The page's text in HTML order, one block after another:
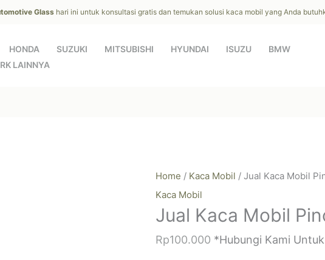
Glass hari ini untuk konsultasi gratis dan temukan solusi kaca mobil yang Anda
HONDA SUZUKI MITSUBISHI HYUNDAI ISUZU
BMW
LAINNYA
Home / Kaca Mobil / Jual Kaca Mobil
Kaca Mobil
Jual Kaca Mobil
Rp100.000 *Hubungi Kami